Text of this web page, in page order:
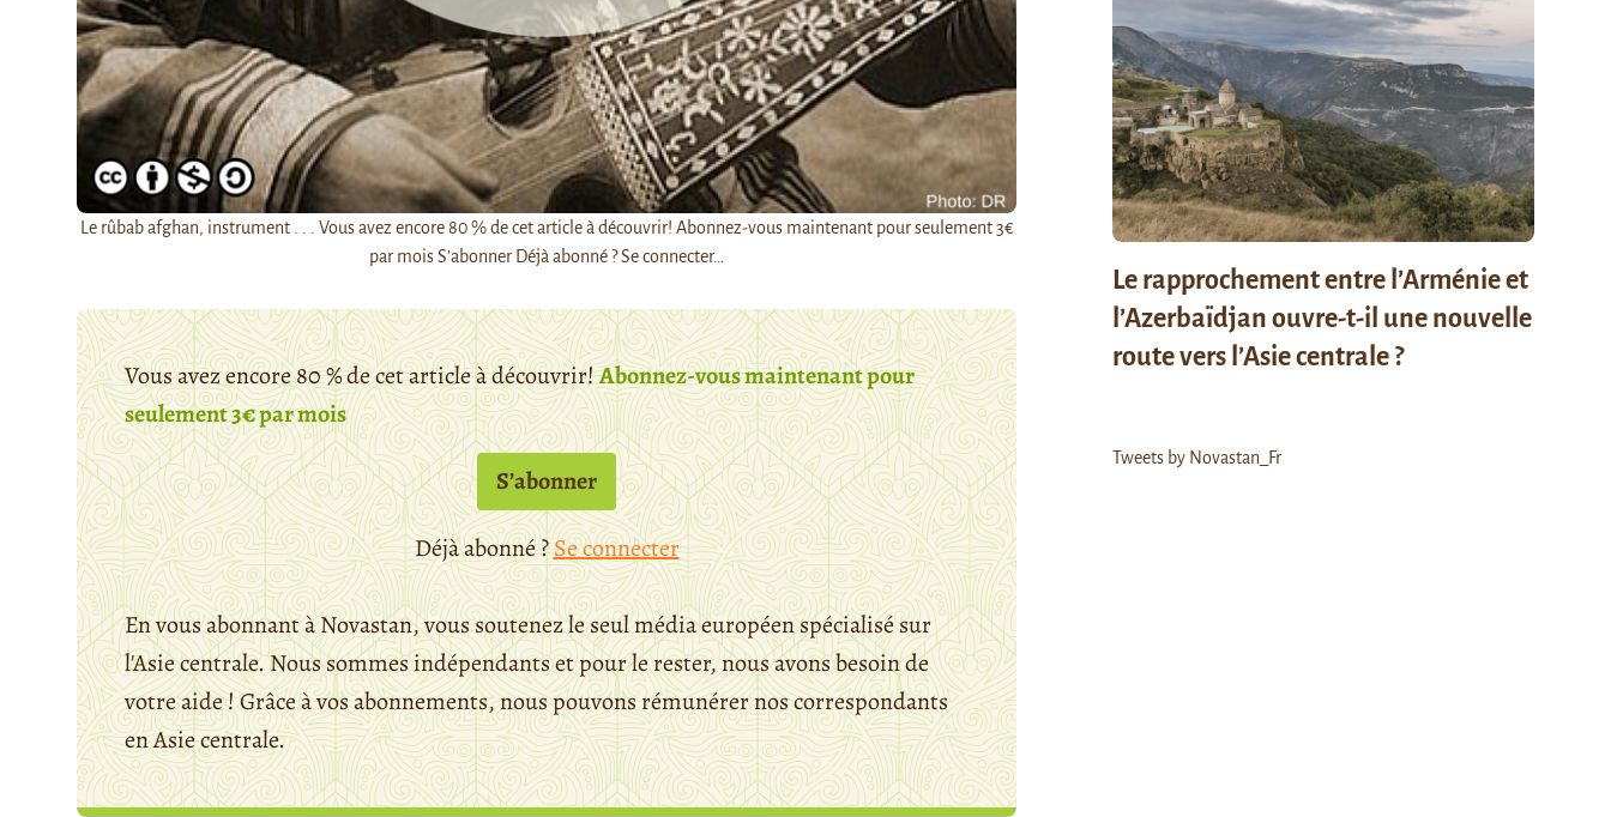
Le rûbab afghan, instrument . . . Vous avez encore 80 % de cet article à découvrir! Abonnez-vous maintenant pour seulement 3€
par mois S’abonner Déjà abonné ? Se connecter…
Vous avez encore 80 % de cet article à découvrir!Abonnez-vous maintenant pour
seulement 3€ par mois
S’abonner
Déjà abonné ?Se connecter
En vous abonnant à Novastan, vous soutenez le seul média européen spécialisé sur
l'Asie centrale. Nous sommes indépendants et pour le rester, nous avons besoin de
votre aide ! Grâce à vos abonnements, nous pouvons rémunérer nos correspondants
en Asie centrale.
Le rapprochement entre l’Arménie et
l’Azerbaïdjan ouvre-t-il une nouvelle
route vers l’Asie centrale ?
Tweets by Novastan_Fr